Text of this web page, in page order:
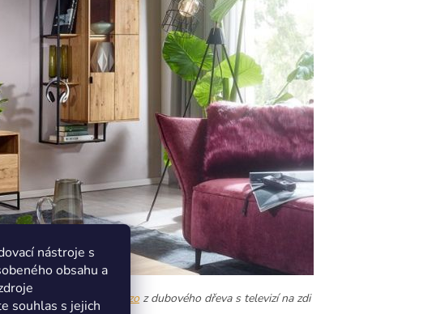
nástroje s
obsahu a
souhlas s jejich
Obýváková sestava Arezzoz dubového dřeva s televizí na zdi